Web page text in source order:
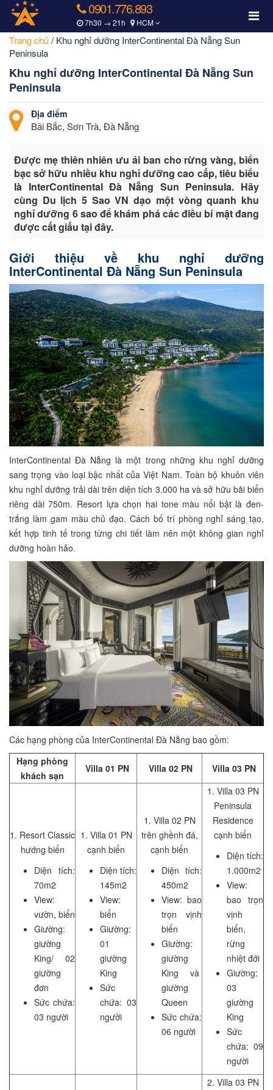
0901.776.893
7h30 → 21h HCM
Trang chủ/ Khu nghỉ dưỡng InterContinental Đà Nẵng Sun
Peninsula
Khu nghỉ dưỡng InterContinental Đà Nẵng Sun
Peninsula
Địa điểm
Bãi Bắc, Sơn Trà, Đà Nẵng
Được mẹ thiên nhiên ưu ái ban cho rừng vàng, biển
bạc sở hữu nhiều khu nghỉ dưỡng cao cấp, tiêu biểu
là InterContinental Đà Nẵng Sun Peninsula. Hãy
cùng Du lịch 5 Sao VN dạo một vòng quanh khu
nghỉ dưỡng 6 sao để khám phá các điều bí mật đang
được cất giấu tại đây.
Giới thiệu về khu nghỉ dưỡng
InterContinental Đà Nẵng Sun Peninsula
InterContinental Đà Nẵng là một trong những khu nghỉ dưỡng
sang trọng vào loại bậc nhất của Việt Nam. Toàn bộ khuôn viên
khu nghỉ dưỡng trải dài trên diện tích 3.000 ha và sở hữu bãi biển
riêng dài 750m. Resort lựa chọn hai tone màu nổi bật là đen-
trắng làm gam màu chủ đạo. Cách bố trí phòng nghỉ sáng tạo,
kết hợp tinh tế trong từng chi tiết làm nên một không gian nghỉ
dưỡng hoàn hảo.
Các hạng phòng của InterContinental Đà Nẵng bao gồm:
Hạng phòng
khách sạn
Villa 01 PN Villa 02 PN Villa 03 PN
1. Resort Classic
hướng biển
Diện tích:
70m2
View:
vườn, biển
Giường:
giường
King/ 02
giường
đơn
Sức chứa:
03 người
1. Villa 01 PN
cạnh biển
Diện tích:
145m2
View:
biển
Giường:
01
giường
King
Sức
chứa: 03
người
1. Villa 02 PN
trên ghềnh đá,
cạnh biển
Diện tích:
450m2
View: bao
trọn vịnh
biển
Giường:
giường
King và
giường
Queen
Sức chứa:
06 người
1. Villa 03 PN
Peninsula
Residence
cạnh biển
Diện tích:
1.000m2
View:
bao trọn
vịnh
biển,
rừng
nhiệt đới
Giường:
03
giường
King
Sức
chứa: 09
người
2. Villa 03 PN